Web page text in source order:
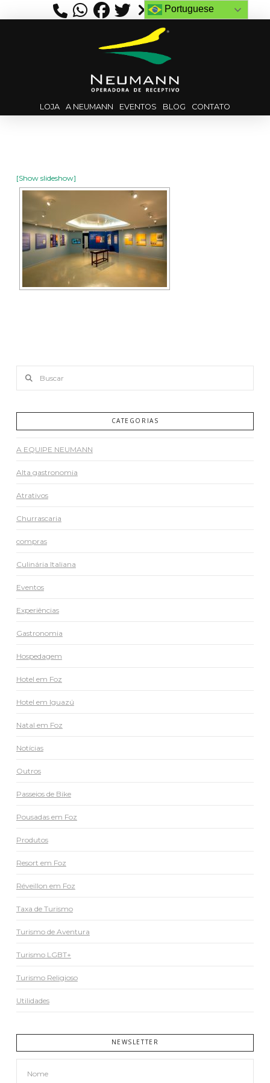
LOJA A NEUMANN EVENTOS BLOG CONTATO
[Show slideshow]
CATEGORIAS
A EQUIPE NEUMANN
Alta gastronomia
Atrativos
Churrascaria
compras
Culinária Italiana
Eventos
Experiências
Gastronomia
Hospedagem
Hotel em Foz
Hotel em Iguazú
Natal em Foz
Notícias
Outros
Passeios de Bike
Pousadas em Foz
Produtos
Resort em Foz
Réveillon em Foz
Taxa de Turismo
Turismo de Aventura
Turismo LGBT+
Turismo Religioso
Utilidades
NEWSLETTER
Portuguese